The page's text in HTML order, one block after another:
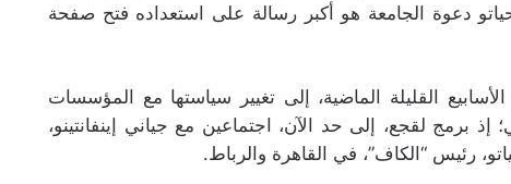
دعوة الجامعة هو أكبر رسالة على استعداده فتح صفحة
القليلة الماضية، إلى تغيير سياستها مع المؤسسات
إذ برمج لقجع، إلى حد الآن، اجتماعين مع جياني إينفانتينو،
رئيس “الكاف”، في القاهرة والرباط.